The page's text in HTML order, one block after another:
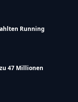
Running
47 Millionen